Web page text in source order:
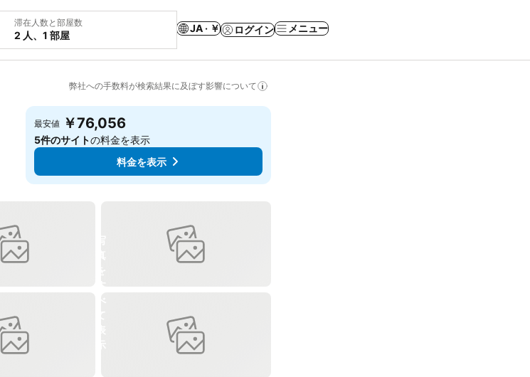
滞在人数と部屋数
2 人、1 部屋
JA · ￥ ログイン メニュー
弊社への手数料が検索結果に及ぼす影響について
お気に入りに追加
最安値 ￥76,056
5件のサイトの料金を表示
料金を表示